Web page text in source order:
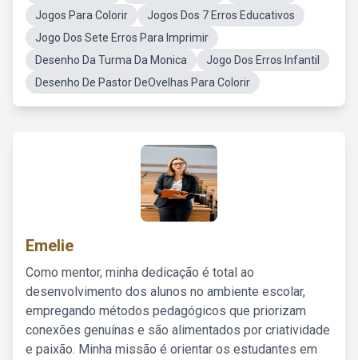
Jogos Para Colorir
Jogos Dos 7 Erros Educativos
Jogo Dos Sete Erros Para Imprimir
Desenho Da Turma Da Monica
Jogo Dos Erros Infantil
Desenho De Pastor DeOvelhas Para Colorir
Emelie
Como mentor, minha dedicação é total ao
desenvolvimento dos alunos no ambiente escolar,
empregando métodos pedagógicos que priorizam
conexões genuínas e são alimentados por criatividade
e paixão. Minha missão é orientar os estudantes em